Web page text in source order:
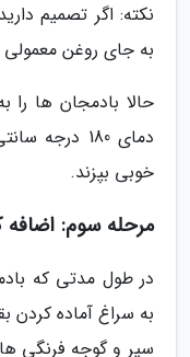
نکته: اگر تصمیم
به جای روغن معمولی
دمای 180
خوبی بپزند.
مرحله سوم:
در طول مدتی که
به سراغ آماده کردن
سیر و گوجه فرنگی